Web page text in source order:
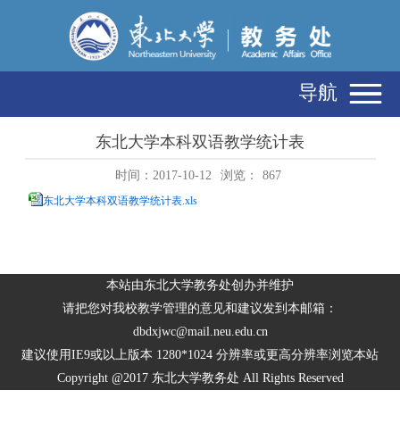
导航
东北大学本科双语教学统计表
时间：2017-10-12 浏览： 867
东北大学本科双语教学统计表.xls
本站由东北大学教务处创办并维护
请把您对我校教学管理的意见和建议发到本邮箱：
dbdxjwc@mail.neu.edu.cn
建议使用IE9或以上版本 1280*1024 分辨率或更高分辨率浏览本站
Copyright @2017 东北大学教务处 All Rights Reserved